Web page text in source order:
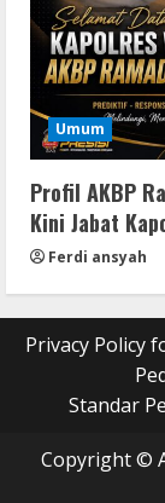
Umum
Profil AKBP
Kini Jabat
Ferdi ansyah
Privacy Policy
Standar
Copyright ©